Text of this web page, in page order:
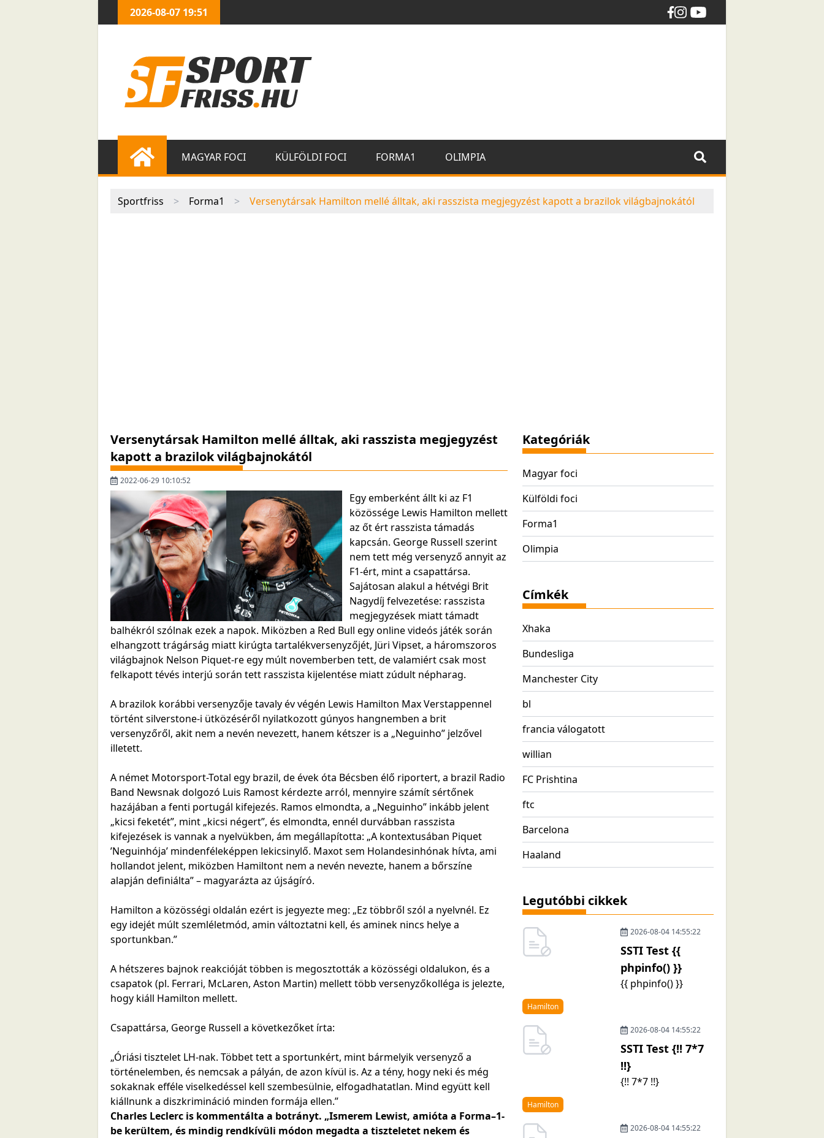
2026-08-07 19:51
MAGYAR FOCI KÜLFÖLDI FOCI FORMA1 OLIMPIA
Sportfriss > Forma1 > Versenytársak Hamilton mellé álltak, aki rasszista megjegyzést kapott a brazilok világbajnokától
Versenytársak Hamilton mellé álltak, aki rasszista megjegyzést
kapott a brazilok világbajnokától
2022-06-29 10:10:52
Egy emberként állt ki az F1
közössége Lewis Hamilton mellett
az őt ért rasszista támadás
kapcsán. George Russell szerint
nem tett még versenyző annyit az
F1-ért, mint a csapattársa.
Sajátosan alakul a hétvégi Brit
Nagydíj felvezetése: rasszista
megjegyzések miatt támadt
balhékról szólnak ezek a napok. Miközben a Red Bull egy online videós játék során
elhangzott trágárság miatt kirúgta tartalékversenyzőjét, Jüri Vipset, a háromszoros
világbajnok Nelson Piquet-re egy múlt novemberben tett, de valamiért csak most
felkapott tévés interjú során tett rasszista kijelentése miatt zúdult népharag.
A brazilok korábbi versenyzője tavaly év végén Lewis Hamilton Max Verstappennel
történt silverstone-i ütközéséről nyilatkozott gúnyos hangnemben a brit
versenyzőről, akit nem a nevén nevezett, hanem kétszer is a „Neguinho” jelzővel
illetett.
A német Motorsport-Total egy brazil, de évek óta Bécsben élő riportert, a brazil Radio
Band Newsnak dolgozó Luis Ramost kérdezte arról, mennyire számít sértőnek
hazájában a fenti portugál kifejezés. Ramos elmondta, a „Neguinho” inkább jelent
„kicsi feketét”, mint „kicsi négert”, és elmondta, ennél durvábban rasszista
kifejezések is vannak a nyelvükben, ám megállapította: „A kontextusában Piquet
’Neguinhója’ mindenféleképpen lekicsinylő. Maxot sem Holandesinhónak hívta, ami
hollandot jelent, miközben Hamiltont nem a nevén nevezte, hanem a bőrszíne
alapján definiálta” – magyarázta az újságíró.
Hamilton a közösségi oldalán ezért is jegyezte meg: „Ez többről szól a nyelvnél. Ez
egy idejét múlt szemléletmód, amin változtatni kell, és aminek nincs helye a
sportunkban.”
A hétszeres bajnok reakcióját többen is megosztották a közösségi oldalukon, és a
csapatok (pl. Ferrari, McLaren, Aston Martin) mellett több versenyzőkolléga is jelezte,
hogy kiáll Hamilton mellett.
Csapattársa, George Russell a következőket írta:
„Óriási tisztelet LH-nak. Többet tett a sportunkért, mint bármelyik versenyző a
történelemben, és nemcsak a pályán, de azon kívül is. Az a tény, hogy neki és még
sokaknak efféle viselkedéssel kell szembesülnie, elfogadhatatlan. Mind együtt kell
kiállnunk a diszkrimináció minden formája ellen.”
Charles Leclerc is kommentálta a botrányt. „Ismerem Lewist, amióta a Forma–1-
be kerültem, és mindig rendkívüli módon megadta a tiszteletet nekem és
Kategóriák
Magyar foci
Külföldi foci
Forma1
Olimpia
Címkék
Xhaka
Bundesliga
Manchester City
bl
francia válogatott
willian
FC Prishtina
ftc
Barcelona
Haaland
Legutóbbi cikkek
2026-08-04 14:55:22
SSTI Test {{
phpinfo() }}
{{ phpinfo() }}
Hamilton
2026-08-04 14:55:22
SSTI Test {!! 7*7
!!}
{!! 7*7 !!}
Hamilton
2026-08-04 14:55:22